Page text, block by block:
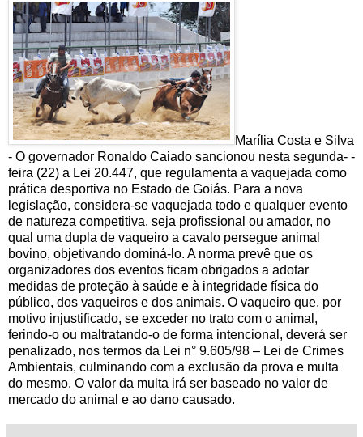
Marília Costa e Silva
- O governador Ronaldo Caiado sancionou nesta segunda- -
feira (22) a Lei 20.447, que regulamenta a vaquejada como
prática desportiva no Estado de Goiás. Para a nova
legislação, considera-se vaquejada todo e qualquer evento
de natureza competitiva, seja profissional ou amador, no
qual uma dupla de vaqueiro a cavalo persegue animal
bovino, objetivando dominá-lo. A norma prevê que os
organizadores dos eventos ficam obrigados a adotar
medidas de proteção à saúde e à integridade física do
público, dos vaqueiros e dos animais. O vaqueiro que, por
motivo injustificado, se exceder no trato com o animal,
ferindo-o ou maltratando-o de forma intencional, deverá ser
penalizado, nos termos da Lei n° 9.605/98 – Lei de Crimes
Ambientais, culminando com a exclusão da prova e multa
do mesmo. O valor da multa irá ser baseado no valor de
mercado do animal e ao dano causado.